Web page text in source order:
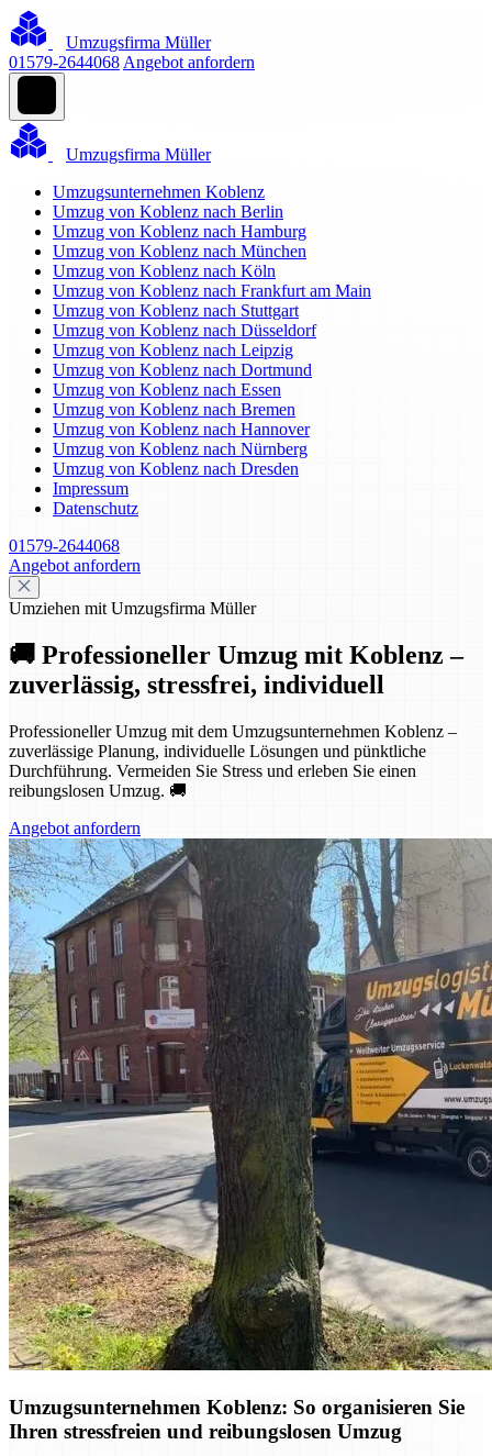
Umzugsfirma Müller
01579-2644068 Angebot anfordern
Umzugsfirma Müller
Umzugsunternehmen Koblenz
Umzug von Koblenz nach Berlin
Umzug von Koblenz nach Hamburg
Umzug von Koblenz nach München
Umzug von Koblenz nach Köln
Umzug von Koblenz nach Frankfurt am Main
Umzug von Koblenz nach Stuttgart
Umzug von Koblenz nach Düsseldorf
Umzug von Koblenz nach Leipzig
Umzug von Koblenz nach Dortmund
Umzug von Koblenz nach Essen
Umzug von Koblenz nach Bremen
Umzug von Koblenz nach Hannover
Umzug von Koblenz nach Nürnberg
Umzug von Koblenz nach Dresden
Impressum
Datenschutz
01579-2644068
Angebot anfordern
Umziehen mit Umzugsfirma Müller
🚚 Professioneller Umzug mit Koblenz –
zuverlässig, stressfrei, individuell
Professioneller Umzug mit dem Umzugsunternehmen Koblenz –
zuverlässige Planung, individuelle Lösungen und pünktliche
Durchführung. Vermeiden Sie Stress und erleben Sie einen
reibungslosen Umzug. 🚚
Angebot anfordern
Umzugsunternehmen Koblenz: So organisieren Sie
Ihren stressfreien und reibungslosen Umzug